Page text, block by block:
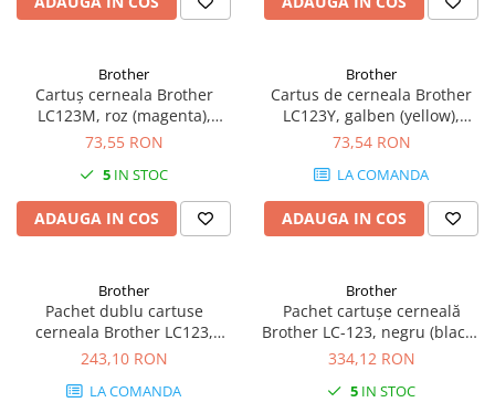
Tonere
Capete imprimare
Cartuse inkjet si cerneala
Developer
Tonere compatibile
Cartuse compatibile
Drum unit compatibile
Printare 3D
Brother
Cartuș cerneala Brother
LC123M, roz (magenta),
original, 600 pagini, 8.1 ml
73,55 RON
5 IN STOC
ADAUGA IN COS
Brother
Cartus de cerneala Brother
LC123Y, galben (yellow),
original, 600 pagini
73,54 RON
LA COMANDA
ADAUGA IN COS
Brother
Pachet dublu cartuse
cerneala Brother LC123,
negru (black), original, 600
243,10 RON
LA COMANDA
Brother
Pachet cartușe cerneală
Brother LC-123, negru (black),
albastru (cyan), roz (magenta),
pagini fiecare
334,12 RON
5 IN STOC